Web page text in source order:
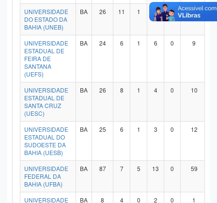
UNIVERSIDADE
DO ESTADO DA
BAHIA (UNEB)
BA 26 11 1 6 1 4
UNIVERSIDADE
ESTADUAL DE
FEIRA DE
SANTANA
(UEFS)
BA 24 6 1 6 0 9
UNIVERSIDADE
ESTADUAL DE
SANTA CRUZ
(UESC)
BA 26 8 1 4 0 10
UNIVERSIDADE
ESTADUAL DO
SUDOESTE DA
BAHIA (UESB)
BA 25 6 1 3 0 12
UNIVERSIDADE
FEDERAL DA
BAHIA (UFBA)
BA 87 7 5 13 0 59
UNIVERSIDADE
BA 8 4 0 2 0 1